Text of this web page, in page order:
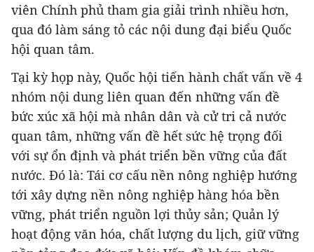
viên Chính phủ tham gia giải trình nhiều hơn,
qua đó làm sáng tỏ các nội dung đại biểu Quốc
hội quan tâm.
Tại kỳ họp này, Quốc hội tiến hành chất vấn về 4
nhóm nội dung liên quan đến những vấn đề
bức xúc xã hội mà nhân dân và cử tri cả nước
quan tâm, những vấn đề hết sức hệ trọng đối
với sự ổn định và phát triển bền vững của đất
nước. Đó là: Tái cơ cấu nền nông nghiệp hướng
tới xây dựng nền nông nghiệp hàng hóa bền
vững, phát triển nguồn lợi thủy sản; Quản lý
hoạt động văn hóa, chất lượng du lịch, giữ vững